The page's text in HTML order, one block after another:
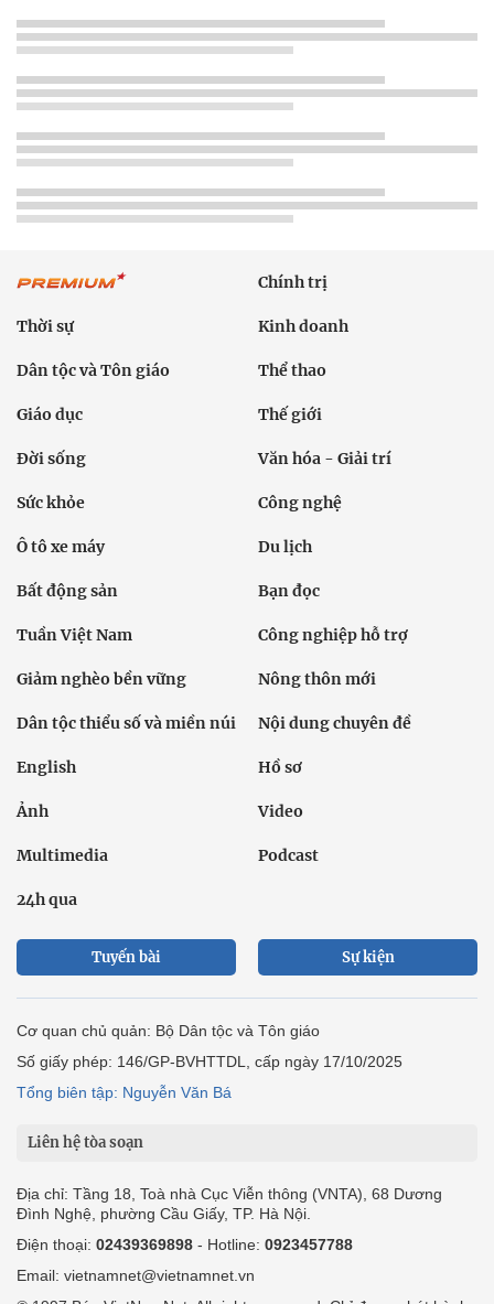
Chính trị
Thời sự Kinh doanh
Dân tộc và Tôn giáo Thể thao
Giáo dục Thế giới
Đời sống Văn hóa - Giải trí
Sức khỏe Công nghệ
Ô tô xe máy Du lịch
Bất động sản Bạn đọc
Tuần Việt Nam Công nghiệp hỗ trợ
Giảm nghèo bền vững Nông thôn mới
Dân tộc thiểu số và miền núi Nội dung chuyên đề
English Hồ sơ
Ảnh Video
Multimedia Podcast
24h qua
Tuyến bài Sự kiện
Cơ quan chủ quản: Bộ Dân tộc và Tôn giáo
Số giấy phép: 146/GP-BVHTTDL, cấp ngày 17/10/2025
Tổng biên tập: Nguyễn Văn Bá
Liên hệ tòa soạn
Địa chỉ: Tầng 18, Toà nhà Cục Viễn thông (VNTA), 68 Dương
Đình Nghệ, phường Cầu Giấy, TP. Hà Nội.
Điện thoại: 02439369898 - Hotline: 0923457788
Email: vietnamnet@vietnamnet.vn